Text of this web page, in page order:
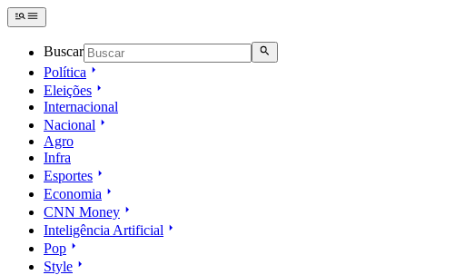
Buscar
Política
Eleições
Internacional
Nacional
Agro
Infra
Esportes
Economia
CNN Money
Inteligência Artificial
Pop
Style